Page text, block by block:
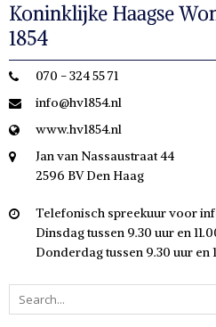
Koninklijke Haagse
1854
070 - 324 55 71
info@hv1854.nl
www.hv1854.nl
Jan van Nassaustraat 44
2596 BV Den Haag
Telefonisch spreekuur voor
Dinsdag tussen 9.30 uur en
Donderdag tussen 9.30 uur en